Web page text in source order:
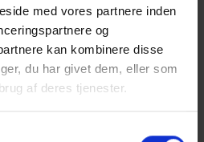
med vores partnere inden
og
kan kombinere disse
du har givet dem, eller som
af deres tjenester.
muligt kan udføres, så de
krav. SBi’s anvisninger dækker
fokuserer på
byggeri, samt dér hvor træ og
SBi’s anvisninger er lidt mindre